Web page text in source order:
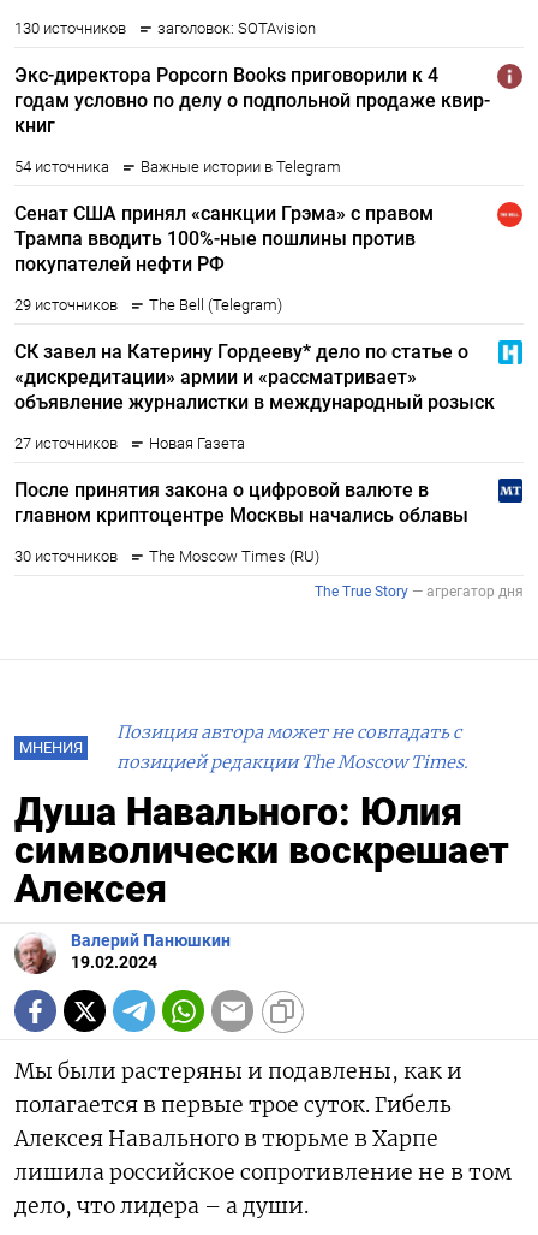
МНЕНИЯ
Позиция автора может не совпадать с
позицией редакции The Moscow Times.
Душа Навального: Юлия
символически воскрешает
Алексея
Валерий Панюшкин
19.02.2024
Мы были растеряны и подавлены, как и
полагается в первые трое суток. Гибель
Алексея Навального в тюрьме в Харпе
лишила российское сопротивление не в том
дело, что лидера – а души.